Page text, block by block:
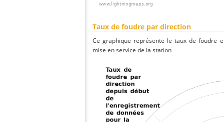
Taux de foudre par direction
Ce graphique représente le taux de foudre
mise en service de la station